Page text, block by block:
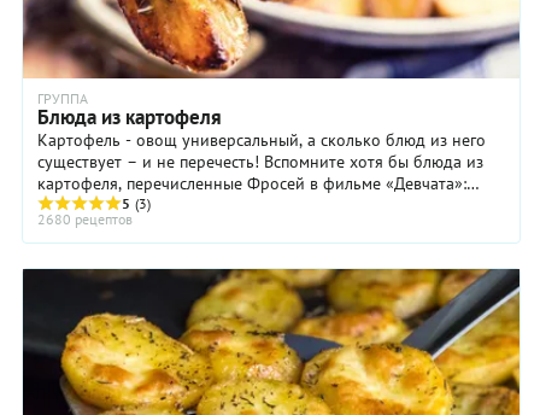
ГРУППА
Блюда из картофеля
Картофель - овощ универсальный, а сколько блюд из него
существует – и не перечесть! Вспомните хотя бы блюда из
картофеля, перечисленные Фросей в фильме «Девчата»:
картошка жареная, отварная, пюре, картофель фри,
картофель пай...
5 (3)
2680 рецептов